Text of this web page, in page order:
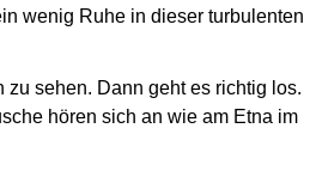
wenig Ruhe in dieser turbulenten
sehen. Dann geht es richtig los.
hören sich an wie am Etna im